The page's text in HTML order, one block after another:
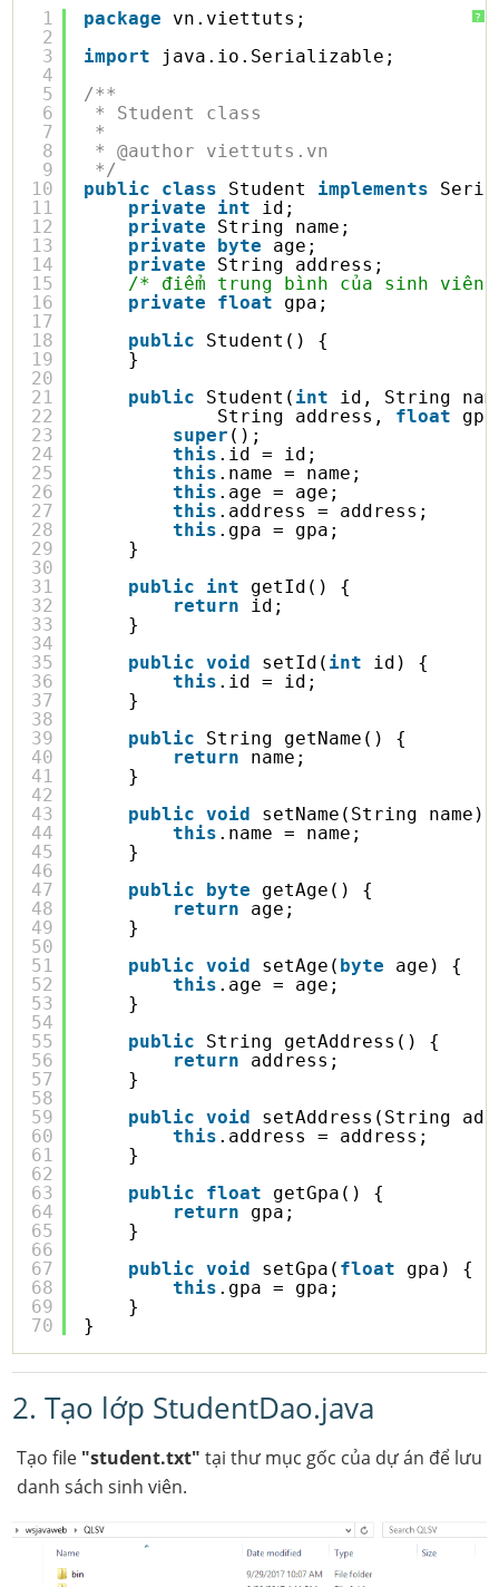
?
1
2
3
4
5
6
7
8
9
10
11
12
13
14
15
16
17
18
19
20
21
22
23
24
25
26
27
28
29
30
31
32
33
34
35
36
37
38
39
40
41
42
43
44
45
46
47
48
49
50
51
52
53
54
55
56
57
58
59
60
61
62
63
64
65
66
67
68
69
70
package
vn.viettuts;
import
java.io.Serializable;
/**
* Student class
*
* @author viettuts.vn
*/
public
class Student implements
private
int
id;
private
String name;
private
byte
age;
private
String address;
/* điểm trung bình của sinh viên
private
float
gpa;
public
Student() {
}
public
Student( int
id, String
String address, float
super ();
this .id = id;
this .name = name;
this .age = age;
this .address = address;
this .gpa = gpa;
}
public
int
getId() {
return
id;
}
public
void setId( int
id) {
this .id = id;
}
public
String getName() {
return
name;
}
public
void
setName(String name)
this .name = name;
}
public
byte
getAge() {
return
age;
}
public
void setAge( byte
age) {
this .age = age;
}
public
String getAddress() {
return
address;
}
public
void
setAddress(String
this .address = address;
}
public
float
getGpa() {
return
gpa;
}
public
void setGpa( float
gpa) {
this .gpa = gpa;
}
}
2. Tạo lớp StudentDao.java
Tạo file "student.txt" tại thư mục gốc của dự án để lưu
danh sách sinh viên.